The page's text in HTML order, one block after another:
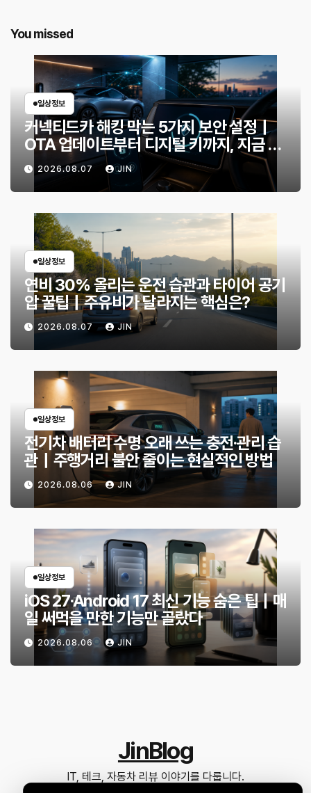
You missed
일상정보
커넥티드카 해킹 막는 5가지 보안 설정｜
OTA 업데이트부터 디지털 키까지, 지금 확
인할 것은?
2026.08.07 JIN
일상정보
연비 30% 올리는 운전 습관과 타이어 공기
압 꿀팁｜주유비가 달라지는 핵심은?
2026.08.07 JIN
일상정보
전기차 배터리 수명 오래 쓰는 충전·관리 습
관｜주행거리 불안 줄이는 현실적인 방법
2026.08.06 JIN
일상정보
iOS 27·Android 17 최신 기능 숨은 팁｜매
일 써먹을 만한 기능만 골랐다
2026.08.06 JIN
JinBlog
IT, 테크, 자동차 리뷰 이야기를 다룹니다.